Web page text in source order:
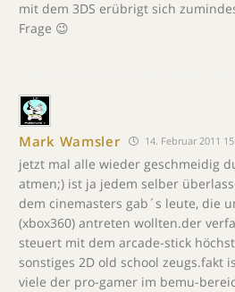
mit dem 3DS erübrigt sich
Frage 😉
Mark Wamsler 14. Februar 2011
jetzt mal alle wieder geschmeidig
atmen;) ist ja jedem selber
dem cinemasters gab´s leute, die
(xbox360) antreten wollten.der
steuert mit dem arcade-stick
sonstiges 2D old school zeugs.fakt
viele der pro-gamer im bemu-